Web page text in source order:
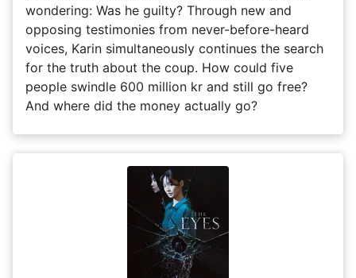
wondering: Was he guilty? Through new and
opposing testimonies from never-before-heard
voices, Karin simultaneously continues the search
for the truth about the coup. How could five
people swindle 600 million kr and still go free?
And where did the money actually go?